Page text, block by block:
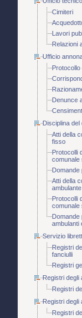
Cimiteri
Lavori
Relazioni
Ufficio
Denunce
Disciplina
Atti della
fisso
Protocolli
comunale
Domande
Atti della
ambulante
Protocolli
comunale
Domande
ambulanti
Servizio
Registri
fanciulli
Registri
Registri degli
Registri
Registri degli
Registri